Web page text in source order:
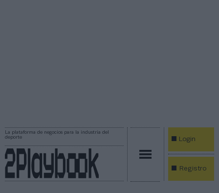
La plataforma de negocios para la industria del
deporte
Login
Registro